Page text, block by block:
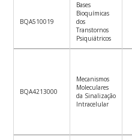
BQA510019
Bases
Bioquímicas
dos
Transtornos
Psiquiátricos
BQA4213000
Mecanismos
Moleculares
da Sinalização
Intracelular